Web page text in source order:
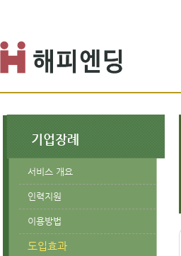
기업장례
서비스 개요
인력지원
이용방법
도입효과